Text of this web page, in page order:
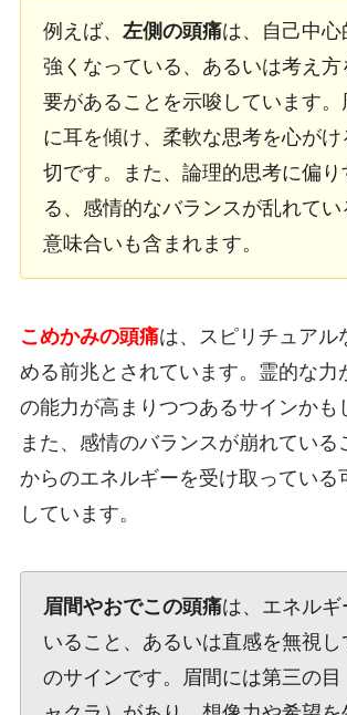
例えば、 左側の頭痛は、自己中
強くなっている、あるいは考え
要があることを示唆しています。
に耳を傾け、柔軟な思考を心がけ
切です。また、論理的思考に偏り
る、感情的なバランスが乱れてい
意味合いも含まれます。
こめかみの頭痛は、スピリチュアル
める前兆とされています。霊的な力
の能力が高まりつつあるサインかも
また、感情のバランスが崩れている
からのエネルギーを受け取っている
しています。
眉間やおでこの頭痛は、エネルギ
いること、あるいは直感を無視し
のサインです。眉間には第三の目